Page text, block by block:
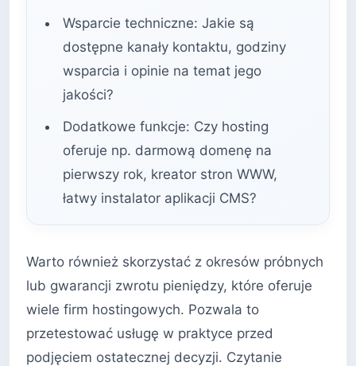
Wsparcie techniczne: Jakie są
dostępne kanały kontaktu, godziny
wsparcia i opinie na temat jego
jakości?
Dodatkowe funkcje: Czy hosting
oferuje np. darmową domenę na
pierwszy rok, kreator stron WWW,
łatwy instalator aplikacji CMS?
Warto również skorzystać z okresów próbnych
lub gwarancji zwrotu pieniędzy, które oferuje
wiele firm hostingowych. Pozwala to
przetestować usługę w praktyce przed
podjęciem ostatecznej decyzji. Czytanie